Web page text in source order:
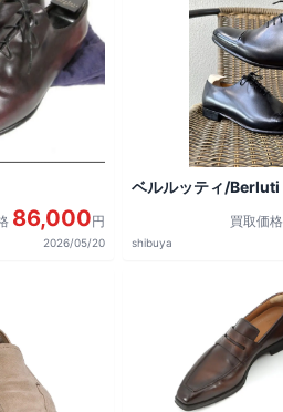
86,000円
2026/05/20
ベルルッティ/Berluti
買取価格
shibuya